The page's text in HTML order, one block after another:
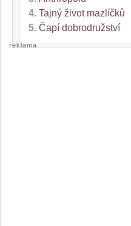
4.Tajný život mazlíčků
5.Čapí dobrodružství
reklama